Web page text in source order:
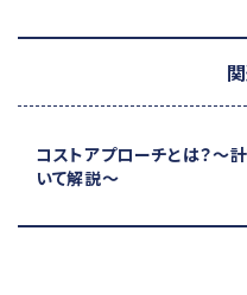
コストアプローチとは？～
いて解説～